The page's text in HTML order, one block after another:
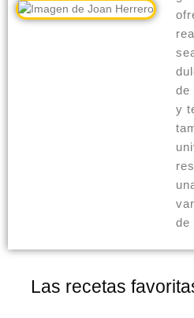
de
y
de
Las recetas